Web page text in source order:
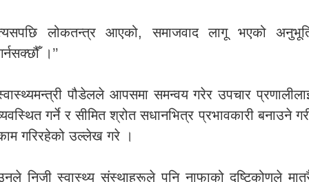
लोकतन्त्र आएको, समाजवाद लागू भएको
।’’
पौडेलले आपसमा समन्वय गरेर उपचार
गर्ने र सीमित श्रोत सधानभित्र प्रभावकारी बनाउने
गरिरहेको उल्लेख गरे ।
निजी स्वास्थ्य संस्थाहरूले पनि नाफाको दृष्टिकोणले